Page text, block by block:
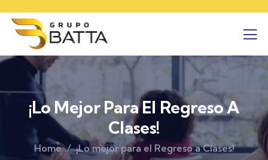
¡Lo Mejor Para El Regreso A
Clases!
Home ¡Lo mejor para el Regreso a Clases!